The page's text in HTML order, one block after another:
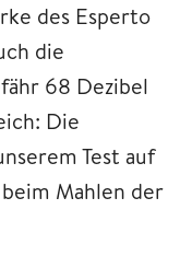
des Esperto
die
68 Dezibel
Die
Test auf
Mahlen der